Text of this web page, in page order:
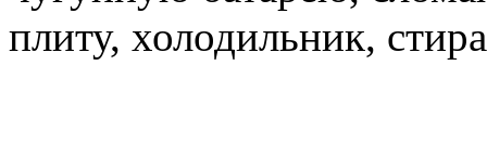
плиту, холодильник,